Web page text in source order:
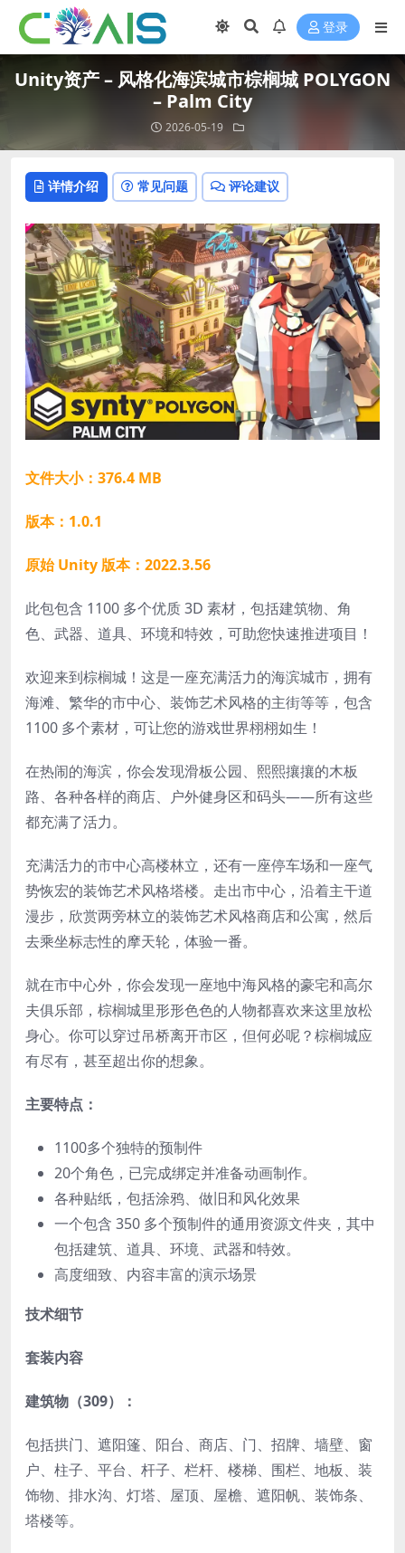
登录
Unity资产 – 风格化海滨城市棕榈城 POLYGON
– Palm City
2026-05-19
详情介绍 常见问题 评论建议
文件大小：376.4 MB
版本：1.0.1
原始 Unity 版本：2022.3.56
此包包含 1100 多个优质 3D 素材，包括建筑物、角
色、武器、道具、环境和特效，可助您快速推进项目！
欢迎来到棕榈城！这是一座充满活力的海滨城市，拥有
海滩、繁华的市中心、装饰艺术风格的主街等等，包含
1100 多个素材，可让您的游戏世界栩栩如生！
在热闹的海滨，你会发现滑板公园、熙熙攘攘的木板
路、各种各样的商店、户外健身区和码头——所有这些
都充满了活力。
充满活力的市中心高楼林立，还有一座停车场和一座气
势恢宏的装饰艺术风格塔楼。走出市中心，沿着主干道
漫步，欣赏两旁林立的装饰艺术风格商店和公寓，然后
去乘坐标志性的摩天轮，体验一番。
就在市中心外，你会发现一座地中海风格的豪宅和高尔
夫俱乐部，棕榈城里形形色色的人物都喜欢来这里放松
身心。你可以穿过吊桥离开市区，但何必呢？棕榈城应
有尽有，甚至超出你的想象。
主要特点：
1100多个独特的预制件
20个角色，已完成绑定并准备动画制作。
各种贴纸，包括涂鸦、做旧和风化效果
一个包含 350 多个预制件的通用资源文件夹，其中
包括建筑、道具、环境、武器和特效。
高度细致、内容丰富的演示场景
技术细节
套装内容
建筑物（309）：
包括拱门、遮阳篷、阳台、商店、门、招牌、墙壁、窗
户、柱子、平台、杆子、栏杆、楼梯、围栏、地板、装
饰物、排水沟、灯塔、屋顶、屋檐、遮阳帆、装饰条、
塔楼等。